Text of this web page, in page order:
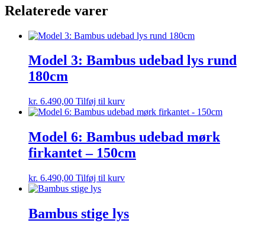
Relaterede varer
Model 3: Bambus udebad lys rund
180cm
kr. 6.490,00 Tilføj til kurv
Model 6: Bambus udebad mørk
firkantet – 150cm
kr. 6.490,00 Tilføj til kurv
Bambus stige lys